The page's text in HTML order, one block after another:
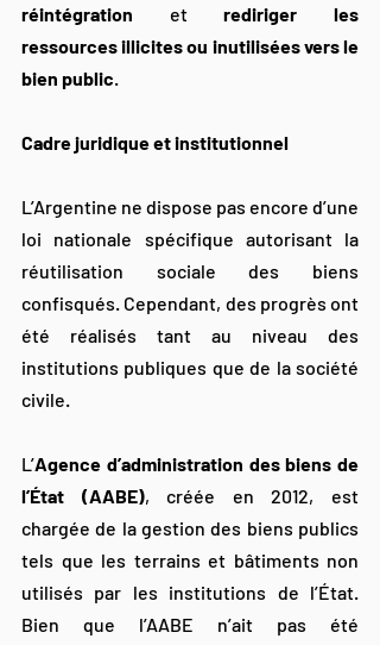
réintégration et rediriger les
ressources illicites ou inutilisées vers le
bien public
Cadre juridique et institutionnel
L’Argentine ne dispose pas encore d’une
loi nationale spécifique autorisant la
réutilisation sociale des biens
confisqués. Cependant, des progrès ont
été réalisés tant au niveau des
institutions publiques que de la société
civile.
L’Agence d’administration des biens de
l’État (AABE), créée en 2012, est
chargée de la gestion des biens publics
tels que les terrains et bâtiments non
utilisés par les institutions de l’État.
Bien que l’AABE n’ait pas été